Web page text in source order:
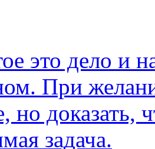
это дело и
При
но доказать,
задача.